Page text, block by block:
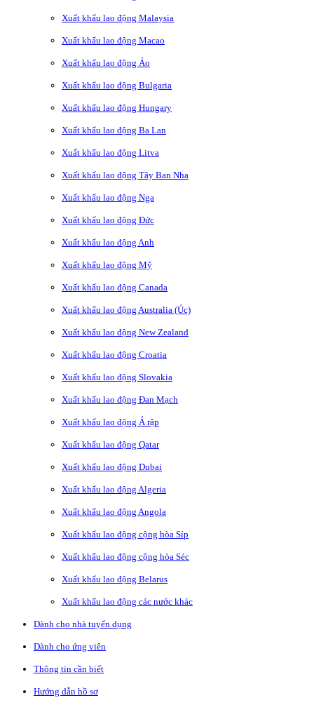
Xuất khẩu lao động Malaysia
Xuất khẩu lao động Macao
Xuất khẩu lao động Áo
Xuất khẩu lao động Bulgaria
Xuất khẩu lao động Hungary
Xuất khẩu lao động Ba Lan
Xuất khẩu lao động Litva
Xuất khẩu lao động Tây Ban Nha
Xuất khẩu lao động Nga
Xuất khẩu lao động Đức
Xuất khẩu lao động Anh
Xuất khẩu lao động Mỹ
Xuất khẩu lao động Canada
Xuất khẩu lao động Australia (Úc)
Xuất khẩu lao động New Zealand
Xuất khẩu lao động Croatia
Xuất khẩu lao động Slovakia
Xuất khẩu lao động Đan Mạch
Xuất khẩu lao động Ả rập
Xuất khẩu lao động Qatar
Xuất khẩu lao động Dubai
Xuất khẩu lao động Algeria
Xuất khẩu lao động Angola
Xuất khẩu lao động cộng hòa Síp
Xuất khẩu lao động cộng hòa Séc
Xuất khẩu lao động Belarus
Xuất khẩu lao động các nước khác
Dành cho nhà tuyển dụng
Dành cho ứng viên
Thông tin cần biết
Hướng dẫn hồ sơ